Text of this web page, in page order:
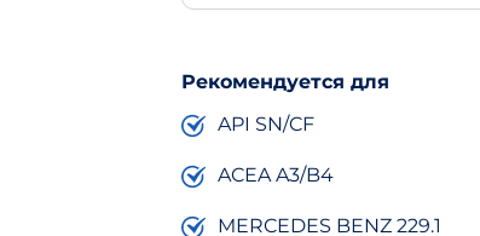
Рекомендуется для
API SN/CF
ACEA A3/B4
MERCEDES BENZ 229.1